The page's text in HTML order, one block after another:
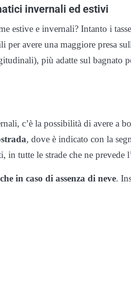
invernali ed estivi
estive e invernali? Intanto i
per avere una maggiore presa
più adatte sul bagnato
c’è la possibilità di avere a
, dove è indicato con la
in tutte le strade che ne prevede
in caso di assenza di neve.